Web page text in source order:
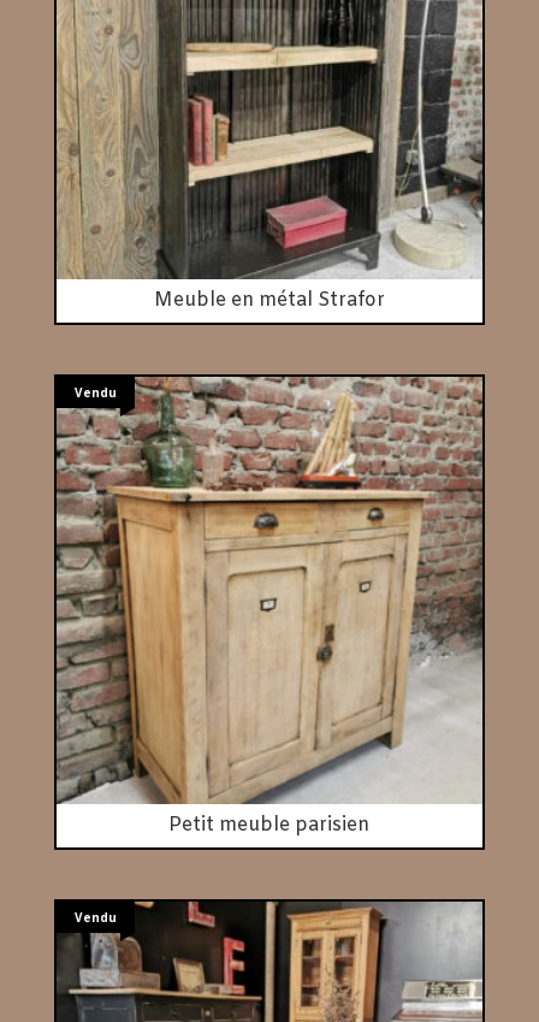
Meuble en métal Strafor
Vendu
Petit meuble parisien
Vendu